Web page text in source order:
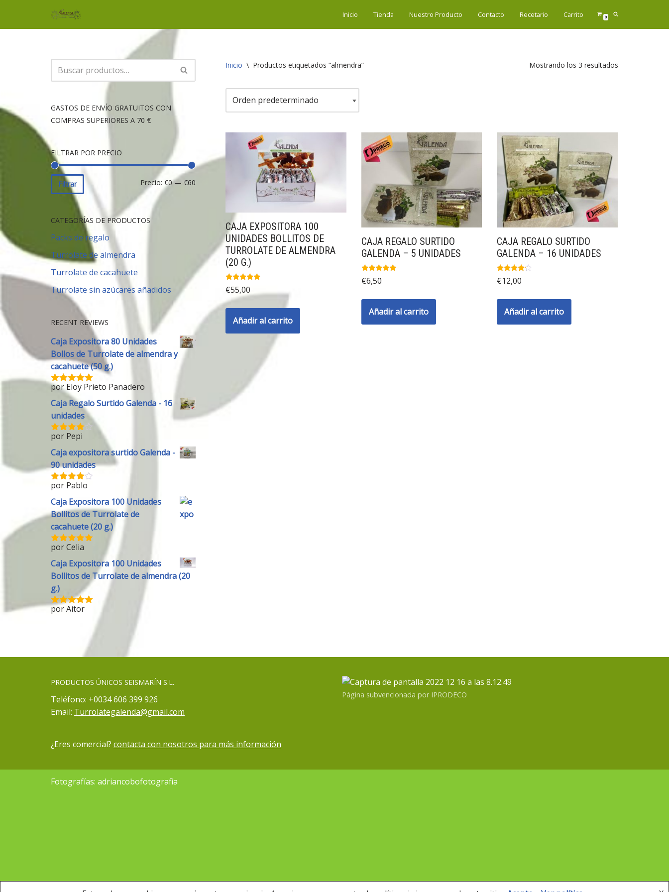
Saltar
Inicio Tienda Nuestro Producto Contacto Recetario Carrito 0
GASTOS DE ENVÍO GRATUITOS CON
COMPRAS SUPERIORES A 70 €
FILTRAR POR PRECIO
Filtrar Precio: €0— €60
CATEGORÍAS DE PRODUCTOS
Packs de regalo
Turrolate de almendra
Turrolate de cacahuete
Turrolate sin azúcares añadidos
RECENT REVIEWS
Caja Expositora 80 Unidades
Bollos de Turrolate de almendra y
cacahuete (50 g.)
Valorado
5de 5
por Eloy Prieto Panadero
Caja Regalo Surtido Galenda - 16
unidades
Valorado
5
por Pepi
Caja expositora surtido Galenda -
90 unidades
Valorado
5
por Pablo
Caja Expositora 100 Unidades
Bollitos de Turrolate de
cacahuete (20 g.)
Valorado
por Celia
Caja Expositora 100 Unidades
Bollitos de Turrolate de almendra (20
g.)
Valorado
por Aitor
Inicio \ Productos etiquetados “almendra” Mostrando los 3 resultados
CAJA EXPOSITORA 100
UNIDADES BOLLITOS DE
TURROLATE DE ALMENDRA
(20 G.)
Valorado
con
5.00
€55,00
Añadir al carrito
CAJA REGALO SURTIDO
GALENDA – 5 UNIDADES
Valorado
con
€6,50
Añadir al carrito
CAJA REGALO SURTIDO
GALENDA – 16 UNIDADES
Valorado
con
€12,00
Añadir al carrito
PRODUCTOS ÚNICOS SEISMARÍN S.L.
Teléfono: +0034 606 399 926
Email: Turrolategalenda@gmail.com
¿Eres comercial? contacta con nosotros para más información
Página subvencionada por IPRODECO
Fotografías: adriancobofotografia